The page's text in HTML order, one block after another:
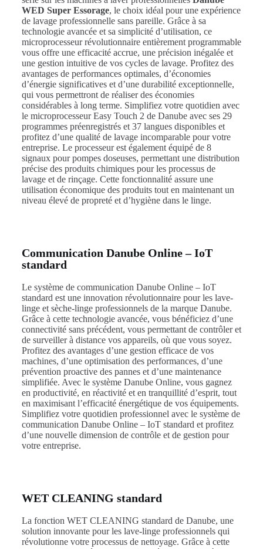
WED Super Essorage, le choix idéal pour une expérience
de lavage professionnelle sans pareille. Grâce à sa
technologie avancée et sa simplicité d’utilisation, ce
microprocesseur révolutionnaire entièrement programmable
vous offre une efficacité accrue, une précision inégalée et
une gestion intuitive de vos cycles de lavage. Profitez des
avantages de performances optimales, d’économies
d’énergie significatives et d’une durabilité exceptionnelle,
qui vous permettront de réaliser des économies
considérables à long terme. Simplifiez votre quotidien avec
le microprocesseur Easy Touch 2 de Danube avec ses 29
programmes préenregistrés et 37 langues disponibles et
profitez d’une qualité de lavage incomparable pour votre
entreprise. Le processeur est également équipé de 8
signaux pour pompes doseuses, permettant une distribution
précise des produits chimiques pour les processus de
lavage et de rinçage. Cette fonctionnalité assure une
utilisation économique des produits tout en maintenant un
niveau élevé de propreté et d’hygiène dans le linge.
Communication Danube Online – IoT
standard
Le système de communication Danube Online – IoT
standard est une innovation révolutionnaire pour les lave-
linge et sèche-linge professionnels de la marque Danube.
Grâce à cette technologie avancée, vous bénéficiez d’une
connectivité sans précédent, vous permettant de contrôler et
de surveiller à distance vos appareils, où que vous soyez.
Profitez des avantages d’une gestion efficace de vos
machines, d’une optimisation des performances, d’une
prévention proactive des pannes et d’une maintenance
simplifiée. Avec le système Danube Online, vous gagnez
en productivité, en réactivité et en tranquillité d’esprit, tout
en maximisant l’efficacité énergétique de vos équipements.
Simplifiez votre quotidien professionnel avec le système de
communication Danube Online – IoT standard et profitez
d’une nouvelle dimension de contrôle et de gestion pour
votre entreprise.
WET CLEANING standard
La fonction WET CLEANING standard de Danube, une
solution innovante pour les lave-linge professionnels qui
révolutionne votre processus de nettoyage. Grâce à cette